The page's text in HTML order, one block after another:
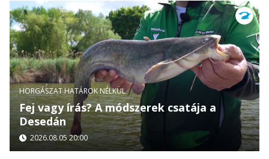
HORGÁSZAT HATÁROK NÉLKÜL
Fej vagy írás? A módszerek csatája a
Desedán
2026.08.05 20:00